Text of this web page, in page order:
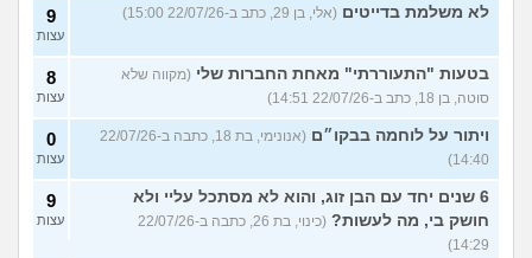
לא משלמת בדייטים (אלי, בן 29, כתב ב-22/07/26 15:00) 9
עצות
בטעות "התעוררתי" מאחת החברות שלי (מקווה שלא
סוטה, בן 18, כתב ב-22/07/26 14:51)
8
עצות
ויתור על לוחמה בבקו״ם
(אנונימי, בת 18, כתבה ב-22/07/26
14:40)
0
עצות
6 שנים יחד עם הבן זוג, והוא לא מסתכל עליי ולא
חושק בי, מה לעשות?
(כינוי, בת 26, כתבה ב-22/07/26
14:29)
9
עצות